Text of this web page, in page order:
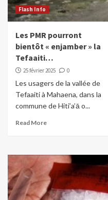
Flash Info
Les PMR pourront
bientôt « enjamber » la
Tefaaiti…
25 février 2025 0
Les usagers de la vallée de
Tefaaiti à Mahaena, dans la
commune de Hiti’a’ā o...
Read More